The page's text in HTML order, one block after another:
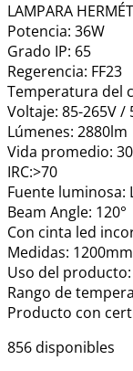
LAMPARA
Potencia: 36W
Grado IP: 65
Regerencia: FF23
Temperatura del
Voltaje: 85-265V /
Lúmenes: 2880lm
Vida promedio:
IRC:>70
Fuente luminosa:
Beam Angle: 120°
Con cinta led
Medidas:
Uso del
Rango de
Producto con
856 disponibles